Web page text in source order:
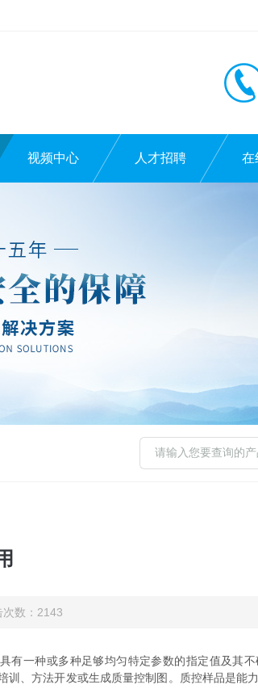
视频中心 人才招聘 在
数：2143
一种或多种足够均匀特定参数的指定值及其不
、方法开发或生成质量控制图。质控样品是能